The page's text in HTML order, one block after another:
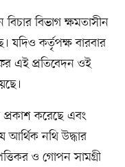
বিভাগ ক্ষমতাসীন
যদিও কর্তৃপক্ষ বারবার
এই প্রতিবেদন ওই
প্রকাশ করেছে এবং
আর্থিক নথি উদ্ধার
ও গোপন সামগ্রী